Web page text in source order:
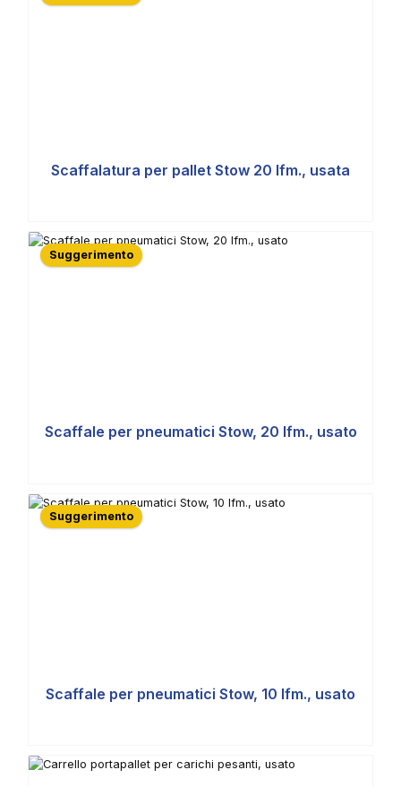
Scaffalatura per pallet Stow 20 lfm., usata
Suggerimento
Scaffale per pneumatici Stow, 20 lfm., usato
Suggerimento
Scaffale per pneumatici Stow, 10 lfm., usato